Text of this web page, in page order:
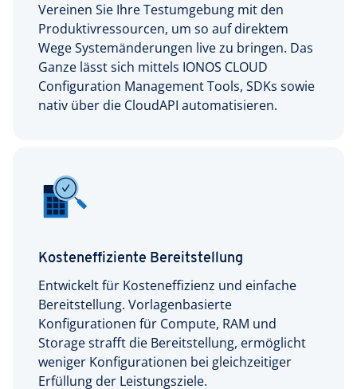
Vereinen Sie Ihre Testumgebung mit den
Produktivressourcen, um so auf direktem
Wege Systemänderungen live zu bringen. Das
Ganze lässt sich mittels IONOS CLOUD
Configuration Management Tools, SDKs sowie
nativ über die CloudAPI automatisieren.
Kosteneffiziente Bereitstellung
Entwickelt für Kosteneffizienz und einfache
Bereitstellung. Vorlagenbasierte
Konfigurationen für Compute, RAM und
Storage strafft die Bereitstellung, ermöglicht
weniger Konfigurationen bei gleichzeitiger
Erfüllung der Leistungsziele.